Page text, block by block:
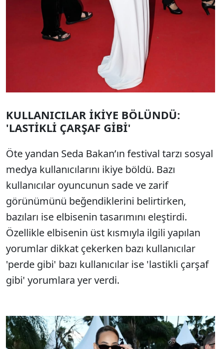
KULLANICILAR İKİYE BÖLÜNDÜ:
'LASTİKLİ ÇARŞAF GİBİ'
Öte yandan Seda Bakan’ın festival tarzı sosyal
medya kullanıcılarını ikiye böldü. Bazı
kullanıcılar oyuncunun sade ve zarif
görünümünü beğendiklerini belirtirken,
bazıları ise elbisenin tasarımını eleştirdi.
Özellikle elbisenin üst kısmıyla ilgili yapılan
yorumlar dikkat çekerken bazı kullanıcılar
'perde gibi' bazı kullanıcılar ise 'lastikli çarşaf
gibi' yorumlara yer verdi.